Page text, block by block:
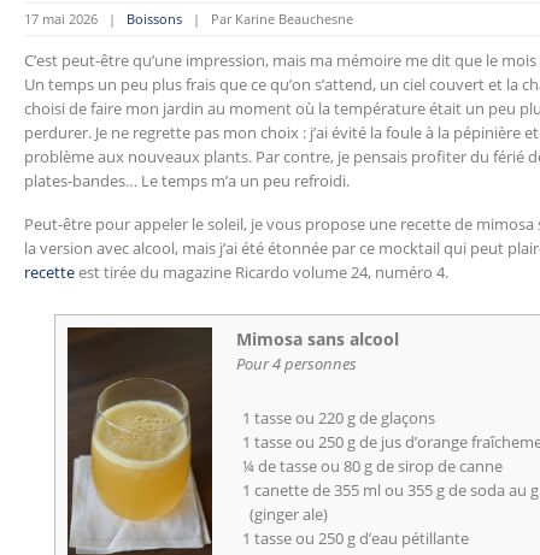
17 mai 2026 | Boissons | Par Karine Beauchesne
C’est peut-être qu’une impression, mais ma mémoire me dit que le
Un temps un peu plus frais que ce qu’on s’attend, un ciel couvert et la
choisi de faire mon jardin au moment où la température était un peu
perdurer. Je ne regrette pas mon choix : j’ai évité la foule à la pépinière
problème aux nouveaux plants. Par contre, je pensais profiter du férié
plates-bandes… Le temps m’a un peu refroidi.
Peut-être pour appeler le soleil, je vous propose une recette de mimosa
la version avec alcool, mais j’ai été étonnée par ce mocktail qui peut
recetteest tirée du magazine Ricardo volume 24, numéro 4.
Mimosa sans alcool
Pour 4 personnes
1 tasse ou 220 g de glaçons
1 tasse ou 250 g de jus d’orange
¼ de tasse ou 80 g de sirop de canne
1 canette de 355 ml ou 355 g de soda au
(ginger ale)
1 tasse ou 250 g d’eau pétillante